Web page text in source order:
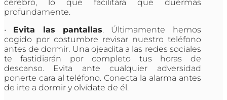
cerebro, lo que facilitará que duermas
profundamente.
• Evita las pantallas. Últimamente hemos
cogido por costumbre revisar nuestro teléfono
antes de dormir. Una ojeadita a las redes sociales
te fastidiarán por completo tus horas de
descanso. Evita ante cualquier adversidad
ponerte cara al teléfono. Conecta la alarma antes
de irte a dormir y olvídate de él.